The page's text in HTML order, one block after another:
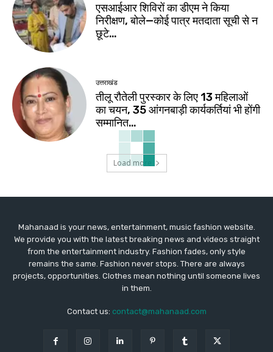
एसआईआर शिविरों का डीएम ने किया
निरीक्षण, बोले—कोई पात्र मतदाता सूची से न
छूटे…
उत्तराखंड
तीलू रौतेली पुरस्कार के लिए 13 महिलाओं
का चयन, 35 आंगनबाड़ी कार्यकर्तियां भी होंगी
सम्मानित…
Load more
Mahanaad is your news, entertainment, music fashion website.
We provide you with the latest breaking news and videos straight
from the entertainment industry. Fashion fades, only style
remains the same. Fashion never stops. There are always
projects, opportunities. Clothes mean nothing until someone lives
in them.
Contact us: contact@mahanaad.com